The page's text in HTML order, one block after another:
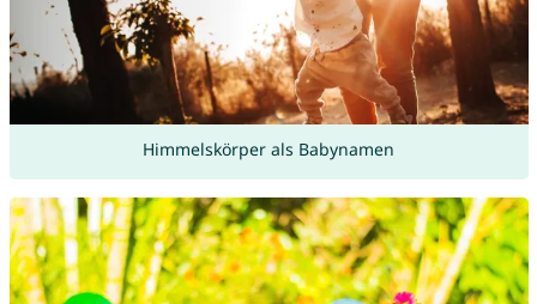
Himmelskörper als Babynamen